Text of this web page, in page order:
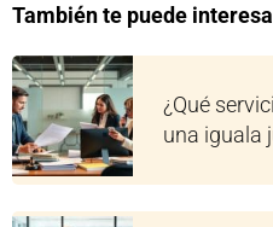
También te puede
¿Qué
una iguala